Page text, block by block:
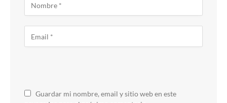
Guardar mi nombre, email y sitio web en este